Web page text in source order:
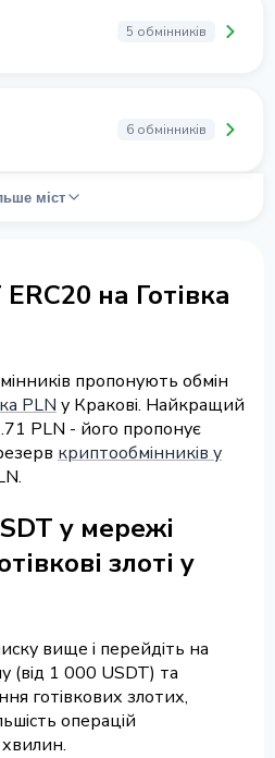
5 обмінників
6 обмінників
міст
на Готівка
пропонують обмін
PLN у Кракові. Найкращий
PLN - його пропонує
криптообмінників у
у мережі
злоті у
вище і перейдіть на
(від 1 000 USDT) та
готівкових злотих,
операцій